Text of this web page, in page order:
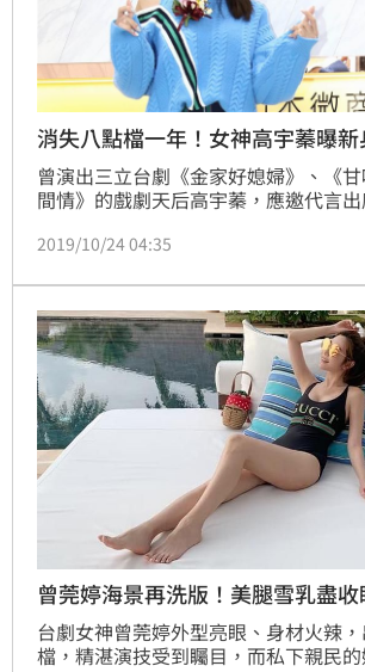
消失八點檔一年！女神高宇蓁曝
曾演出三立台劇《金家好媳婦》、《
間情》的戲劇天后高宇蓁，應邀代言
高宇蓁笑說：「我是重度咖啡迷，一日
情人」！而代言熱銷咖啡，高宇蓁坦
牌總裁的身分，接產品代言更有感，
商設想！提到近況，將挑戰歌唱，目
輯。
2019/10/24 04:35
曾莞婷海景再洗版！美腿雪乳盡
台劇女神曾莞婷外型亮眼、身材火辣
檔，精湛演技受到矚目，而私下親民